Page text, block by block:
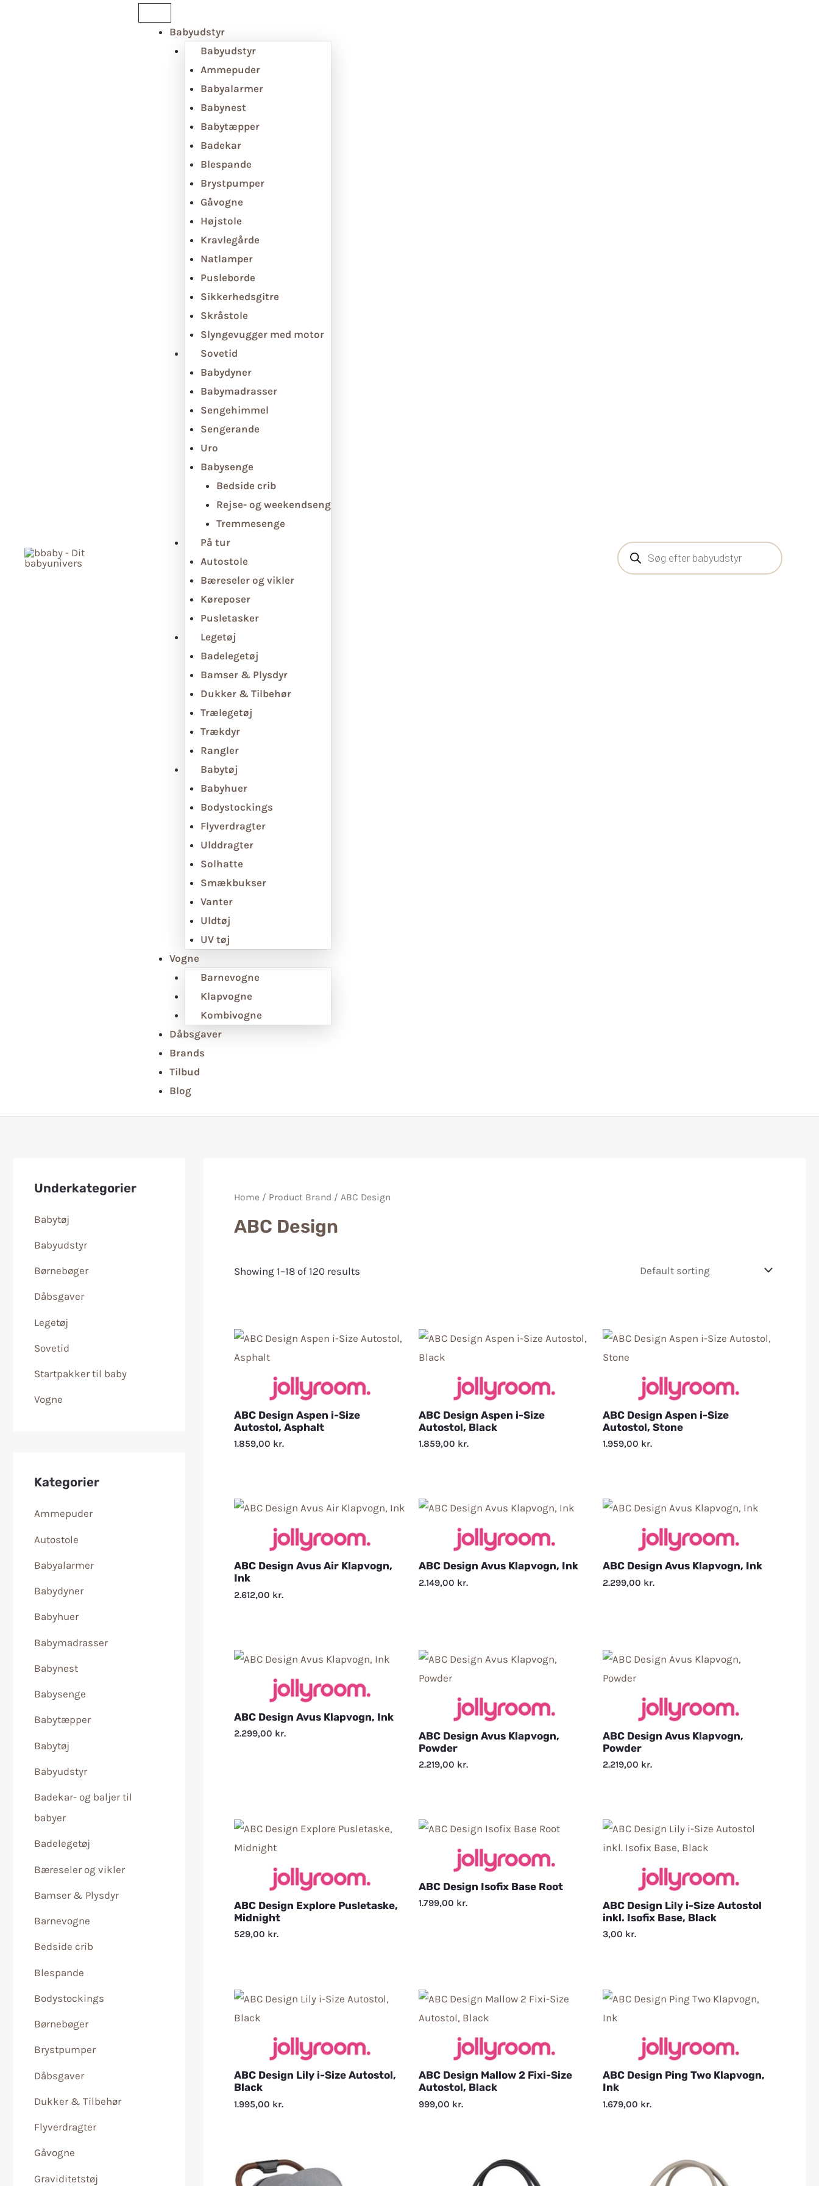
Babyudstyr
Babyudstyr
Ammepuder
Babyalarmer
Babynest
Babytæpper
Badekar
Blespande
Brystpumper
Gåvogne
Højstole
Kravlegårde
Natlamper
Pusleborde
Sikkerhedsgitre
Skråstole
Slyngevugger med motor
Sovetid
Babydyner
Babymadrasser
Sengehimmel
Sengerande
Uro
Babysenge
Bedside crib
Rejse- og weekendseng
Tremmesenge
På tur
Autostole
Bæreseler og vikler
Køreposer
Pusletasker
Legetøj
Badelegetøj
Bamser & Plysdyr
Dukker & Tilbehør
Trælegetøj
Trækdyr
Rangler
Babytøj
Babyhuer
Bodystockings
Flyverdragter
Ulddragter
Solhatte
Smækbukser
Vanter
Uldtøj
UV tøj
Vogne
Barnevogne
Klapvogne
Kombivogne
Dåbsgaver
Brands
Tilbud
Blog
Underkategorier
Babytøj
Babyudstyr
Børnebøger
Dåbsgaver
Legetøj
Sovetid
Startpakker til baby
Vogne
Kategorier
Ammepuder
Autostole
Babyalarmer
Babydyner
Babyhuer
Babymadrasser
Babynest
Babysenge
Babytæpper
Babytøj
Babyudstyr
Badekar- og baljer til
babyer
Badelegetøj
Bæreseler og vikler
Bamser & Plysdyr
Barnevogne
Bedside crib
Blespande
Bodystockings
Børnebøger
Brystpumper
Dåbsgaver
Dukker & Tilbehør
Flyverdragter
Gåvogne
Graviditetstøj
Home / Product Brand / ABC Design
ABC Design
Showing 1–18 of 120 results
ABC Design Aspen i-Size
Autostol, Asphalt
1.859,00 kr.
ABC Design Aspen i-Size
Autostol, Black
1.859,00 kr.
ABC Design Aspen i-Size
Autostol, Stone
1.959,00 kr.
ABC Design Avus Air Klapvogn,
Ink
2.612,00 kr.
ABC Design Avus Klapvogn, Ink
2.149,00 kr.
ABC Design Avus Klapvogn, Ink
2.299,00 kr.
ABC Design Avus Klapvogn, Ink
2.299,00 kr.
ABC Design Avus Klapvogn,
Powder
2.219,00 kr.
ABC Design Avus Klapvogn,
Powder
2.219,00 kr.
ABC Design Explore Pusletaske,
Midnight
529,00 kr.
ABC Design Isofix Base Root
1.799,00 kr.
ABC Design Lily i-Size Autostol
inkl. Isofix Base, Black
3,00 kr.
ABC Design Lily i-Size Autostol,
Black
1.995,00 kr.
ABC Design Mallow 2 Fixi-Size
Autostol, Black
999,00 kr.
ABC Design Ping Two Klapvogn,
Ink
1.679,00 kr.